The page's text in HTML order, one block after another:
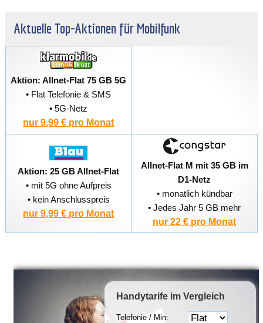
Aktuelle Top-Aktionen für Mobilfunk
Aktion: Allnet-Flat 75 GB 5G
• Flat Telefonie & SMS
• 5G-Netz
nur 9,99 € pro Monat
Aktion: 25 GB Allnet-Flat
• mit 5G ohne Aufpreis
• kein Anschlusspreis
nur 9,99 € pro Monat
Allnet-Flat M mit 35 GB im
D1-Netz
• monatlich kündbar
• Jedes Jahr 5 GB mehr
nur 22 € pro Monat
Handytarife im Vergleich
Telefonie / Min: